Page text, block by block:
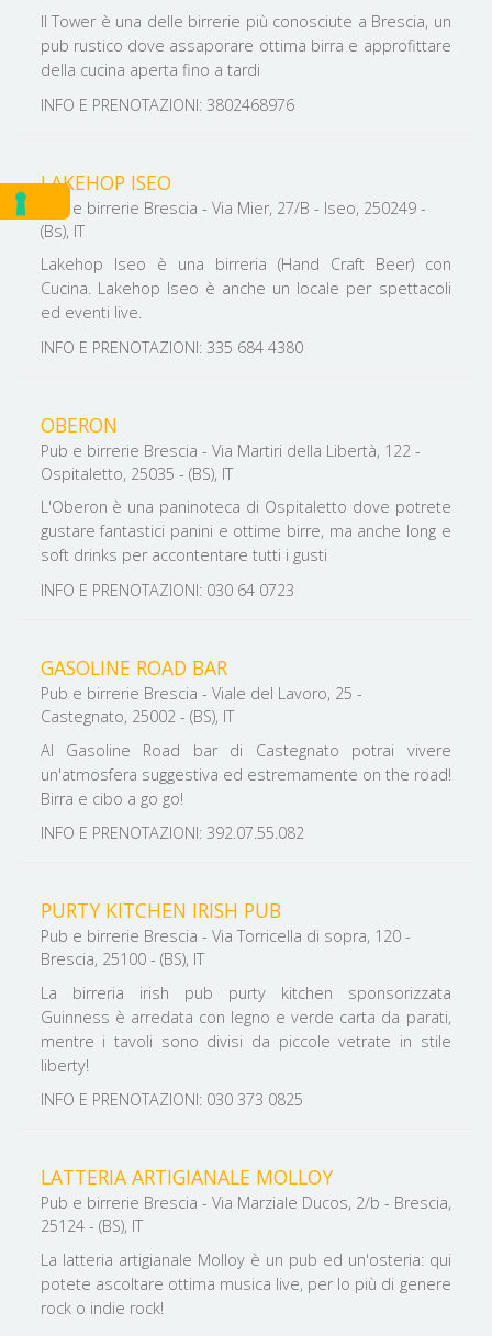
Il Tower è una delle birrerie più conosciute a Brescia, un
pub rustico dove assaporare ottima birra e approfittare
della cucina aperta fino a tardi
INFO E PRENOTAZIONI: 3802468976
LAKEHOP ISEO
Pub e birrerie Brescia - Via Mier, 27/B - Iseo, 250249 -
(Bs), IT
Lakehop Iseo è una birreria (Hand Craft Beer) con
Cucina. Lakehop Iseo è anche un locale per spettacoli
ed eventi live.
INFO E PRENOTAZIONI: 335 684 4380
OBERON
Pub e birrerie Brescia - Via Martiri della Libertà, 122 -
Ospitaletto, 25035 - (BS), IT
L'Oberon è una paninoteca di Ospitaletto dove potrete
gustare fantastici panini e ottime birre, ma anche long e
soft drinks per accontentare tutti i gusti
INFO E PRENOTAZIONI: 030 64 0723
GASOLINE ROAD BAR
Pub e birrerie Brescia - Viale del Lavoro, 25 -
Castegnato, 25002 - (BS), IT
Al Gasoline Road bar di Castegnato potrai vivere
un'atmosfera suggestiva ed estremamente on the road!
Birra e cibo a go go!
INFO E PRENOTAZIONI: 392.07.55.082
PURTY KITCHEN IRISH PUB
Pub e birrerie Brescia - Via Torricella di sopra, 120 -
Brescia, 25100 - (BS), IT
La birreria irish pub purty kitchen sponsorizzata
Guinness è arredata con legno e verde carta da parati,
mentre i tavoli sono divisi da piccole vetrate in stile
liberty!
INFO E PRENOTAZIONI: 030 373 0825
LATTERIA ARTIGIANALE MOLLOY
Pub e birrerie Brescia - Via Marziale Ducos, 2/b - Brescia,
25124 - (BS), IT
La latteria artigianale Molloy è un pub ed un'osteria: qui
potete ascoltare ottima musica live, per lo più di genere
rock o indie rock!